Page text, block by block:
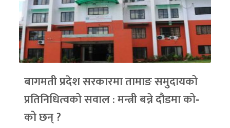
बागमती प्रदेश सरकारमा तामाङ समुदायको
प्रतिनिधित्वको सवाल : मन्त्री बन्ने दौडमा को‐
को छन् ?